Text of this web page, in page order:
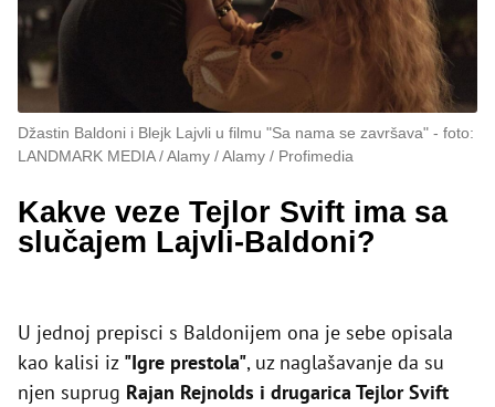
Džastin Baldoni i Blejk Lajvli u filmu "Sa nama se završava"
foto:
LANDMARK MEDIA / Alamy / Alamy / Profimedia
Kakve veze Tejlor Svift ima sa
slučajem Lajvli-Baldoni?
U jednoj prepisci s Baldonijem ona je sebe opisala
kao kalisi iz "Igre prestola", uz naglašavanje da su
njen suprug Rajan Rejnolds i drugarica Tejlor Svift